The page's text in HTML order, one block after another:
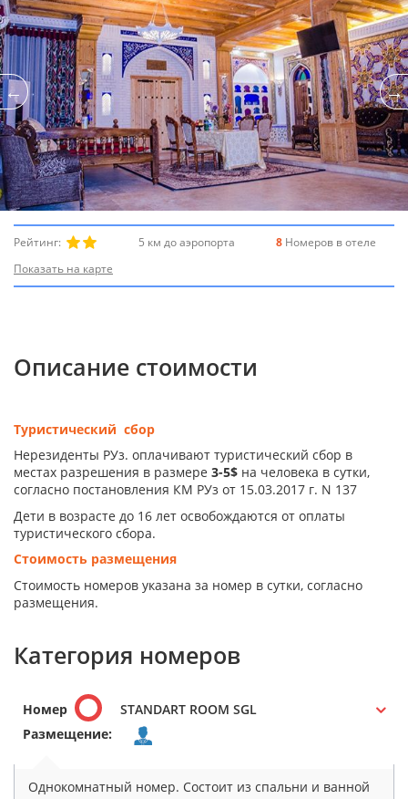
Рейтинг: 5 км до аэропорта 8 Номеров в отеле
Показать на карте
Описание стоимости
Туристический сбор
Нерезиденты РУз. оплачивают туристический сбор в
местах разрешения в размере 3-5$ на человека в сутки,
согласно постановления КМ РУз от 15.03.2017 г. N 137
Дети в возрасте до 16 лет освобождаются от оплаты
туристического сбора.
Стоимость размещения
Стоимость номеров указана за номер в сутки, согласно
размещения.
Категория номеров
Номер
STANDART ROOM SGL
Размещение:
Однокомнатный номер. Состоит из спальни и ванной